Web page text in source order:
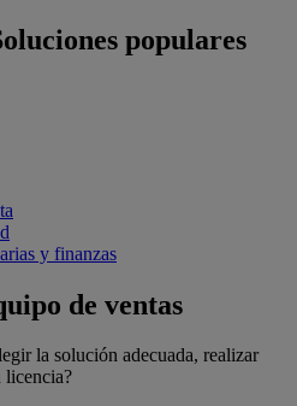
populares
y finanzas
de ventas
la solución adecuada, realizar
licencia?